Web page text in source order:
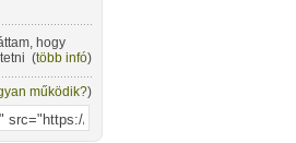
hogy
egy hölgy
Ehhez a
választotta,
egy másik
remekül
(több infó)
működik?)